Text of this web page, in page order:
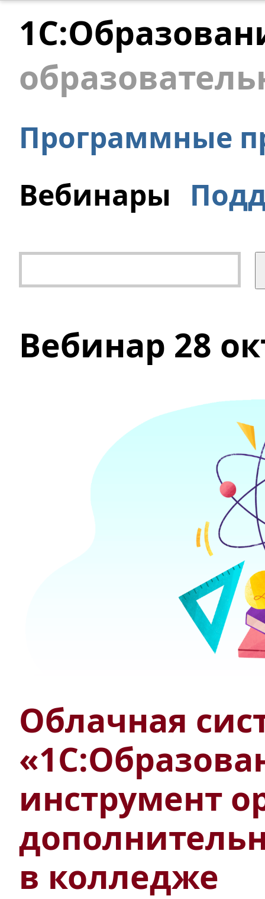
Программные
Вебинары
Вебинар 28
Облачная
инструмент
в колледже